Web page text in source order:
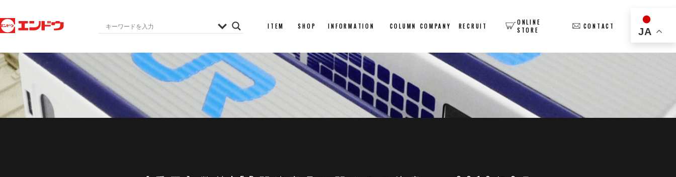
ITEM SHOP INFORMATION COLUMN COMPANY RECRUIT
ONLINE
STORE
CONTACT JA